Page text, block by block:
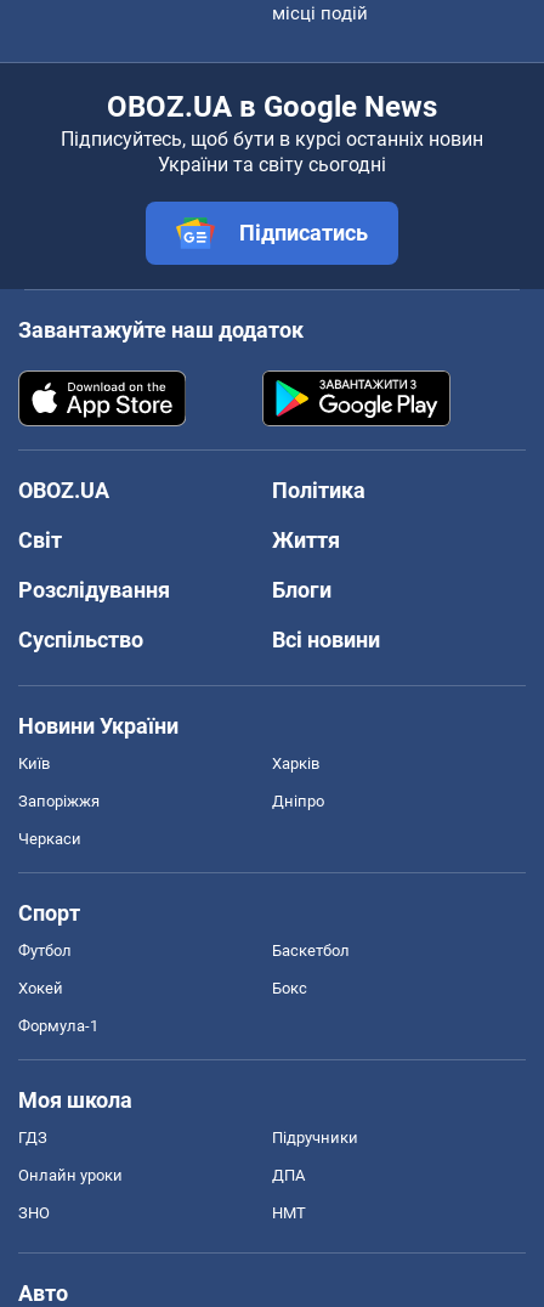
місці подій
OBOZ.UA в Google News
Підписуйтесь, щоб бути в курсі останніх новин
України та світу сьогодні
Підписатись
Завантажуйте наш додаток
OBOZ.UA
Політика
Світ
Життя
Розслідування
Блоги
Суспільство
Всі новини
Новини України
Київ Харків
Запоріжжя Дніпро
Черкаси
Спорт
Футбол Баскетбол
Хокей Бокс
Формула-1
Моя школа
ГДЗ Підручники
Онлайн уроки ДПА
ЗНО НМТ
Авто